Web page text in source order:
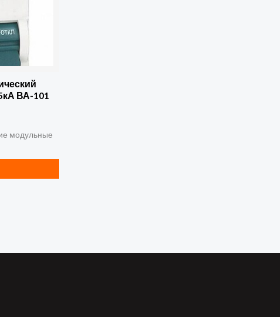
ВА-101
модульные